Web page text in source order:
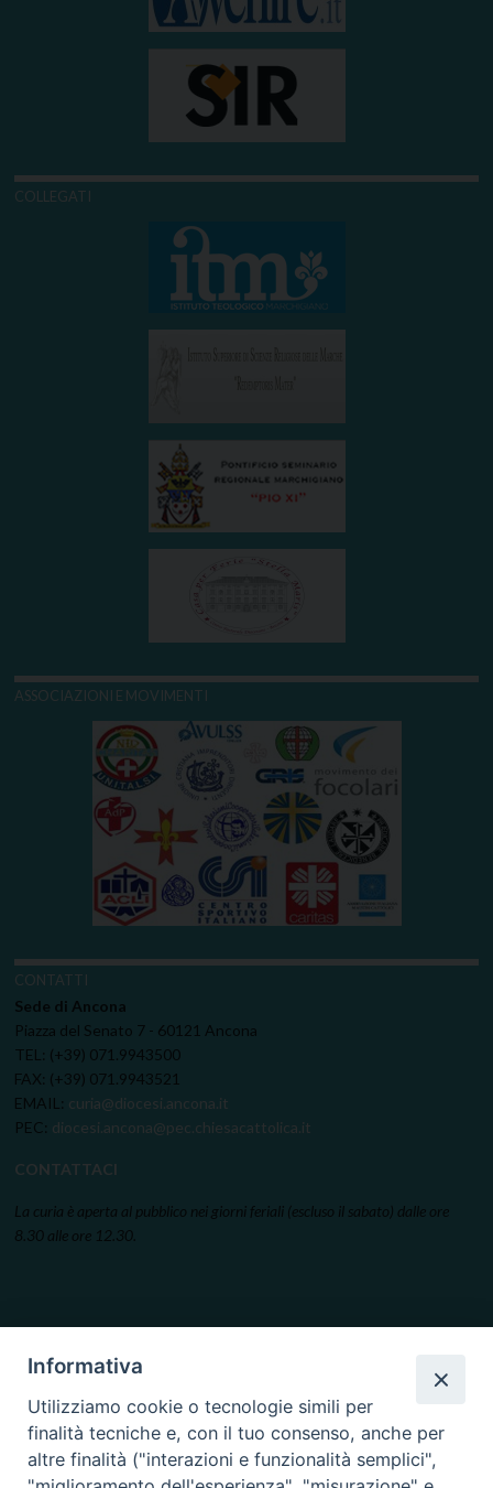
COLLEGATI
ASSOCIAZIONI E MOVIMENTI
CONTATTI
Sede di Ancona
Piazza del Senato 7 - 60121 Ancona
TEL: (+39) 071.9943500
FAX: (+39) 071.9943521
EMAIL: curia@diocesi.ancona.it
PEC: diocesi.ancona@pec.chiesacattolica.it
CONTATTACI
La curia è aperta al pubblico nei giorni feriali (escluso il sabato) dalle ore
8.30 alle ore 12.30.
Informativa
Utilizziamo cookie o tecnologie simili per
finalità tecniche e, con il tuo consenso, anche per
altre finalità ("interazioni e funzionalità semplici",